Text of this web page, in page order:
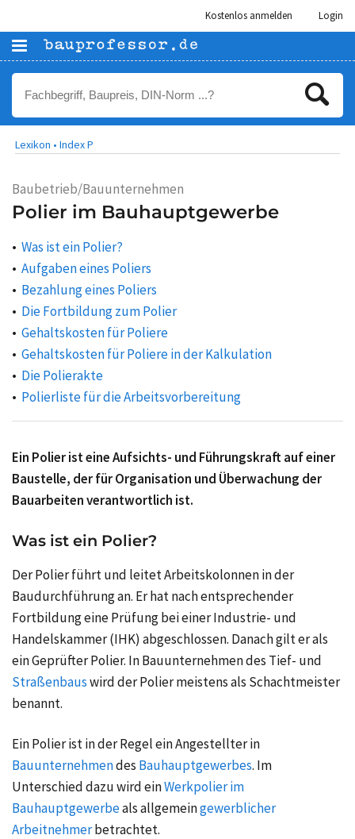
Kostenlos anmelden Login
Lexikon • Index P
Baubetrieb/Bauunternehmen
Polier im Bauhauptgewerbe
Was ist ein Polier?
Aufgaben eines Poliers
Bezahlung eines Poliers
Die Fortbildung zum Polier
Gehaltskosten für Poliere
Gehaltskosten für Poliere in der Kalkulation
Die Polierakte
Polierliste für die Arbeitsvorbereitung
Ein Polier ist eine Aufsichts- und Führungskraft auf einer
Baustelle, der für Organisation und Überwachung der
Bauarbeiten verantwortlich ist.
Was ist ein Polier?
Der Polier führt und leitet Arbeitskolonnen in der
Baudurchführung an. Er hat nach entsprechender
Fortbildung eine Prüfung bei einer Industrie- und
Handelskammer (IHK) abgeschlossen. Danach gilt er als
ein Geprüfter Polier. In Bauunternehmen des Tief- und
Straßenbauswird der Polier meistens als Schachtmeister
benannt.
Ein Polier ist in der Regel ein Angestellter in
Bauunternehmendes Bauhauptgewerbes. Im
Unterschied dazu wird einWerkpolier im
Bauhauptgewerbeals allgemeingewerblicher
Arbeitnehmerbetrachtet.